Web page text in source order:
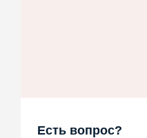
Есть вопрос?